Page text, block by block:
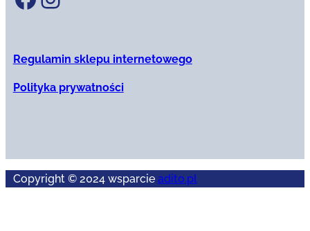
Regulamin sklepu internetowego
Polityka prywatności
Copyright © 2024 wsparcie adito.pl